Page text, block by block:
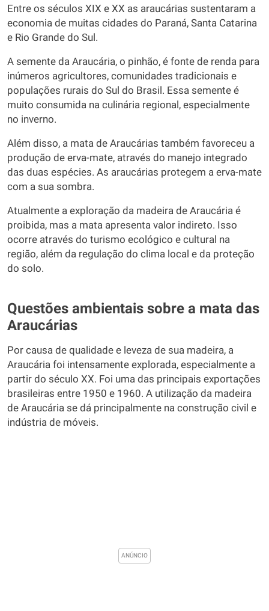
Entre os séculos XIX e XX as araucárias sustentaram a
economia de muitas cidades do Paraná, Santa Catarina
e Rio Grande do Sul.
A semente da Araucária, o pinhão, é fonte de renda para
inúmeros agricultores, comunidades tradicionais e
populações rurais do Sul do Brasil. Essa semente é
muito consumida na culinária regional, especialmente
no inverno.
Além disso, a mata de Araucárias também favoreceu a
produção de erva-mate, através do manejo integrado
das duas espécies. As araucárias protegem a erva-mate
com a sua sombra.
Atualmente a exploração da madeira de Araucária é
proibida, mas a mata apresenta valor indireto. Isso
ocorre através do turismo ecológico e cultural na
região, além da regulação do clima local e da proteção
do solo.
Questões ambientais sobre a mata das
Araucárias
Por causa de qualidade e leveza de sua madeira, a
Araucária foi intensamente explorada, especialmente a
partir do século XX. Foi uma das principais exportações
brasileiras entre 1950 e 1960. A utilização da madeira
de Araucária se dá principalmente na construção civil e
indústria de móveis.